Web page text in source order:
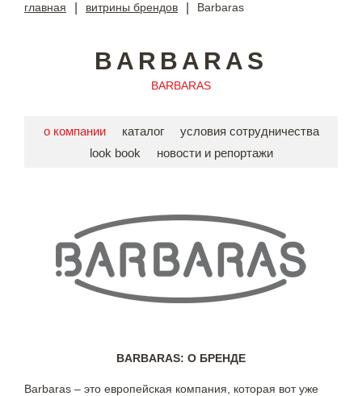
главная витрины брендов Barbaras
BARBARAS
BARBARAS
о компании каталог
условия сотрудничества
look book
новости и репортажи
BARBARAS: О БРЕНДЕ
Barbaras – это европейская компания, которая вот уже